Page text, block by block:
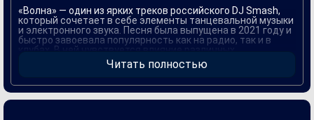
«Волна» — один из ярких треков российского DJ Smash,
который сочетает в себе элементы танцевальной музыки
и электронного звука. Песня была выпущена в 2021 году и
быстро завоевала популярность как на радио, так и в
клубах. В ней чувствуется влияние различных
музыкальных стилей, что делает её универсальной для
слушателей разных возрастов.
Создание трека стало результатом долгого творческого
процесса, в котором артист экспериментировал с
Читать полностью